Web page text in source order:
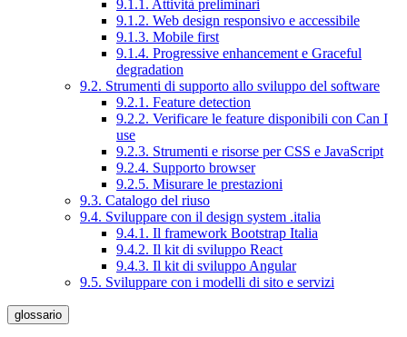
9.1.1. Attività preliminari
9.1.2. Web design responsivo e accessibile
9.1.3. Mobile first
9.1.4. Progressive enhancement e Graceful
degradation
9.2. Strumenti di supporto allo sviluppo del software
9.2.1. Feature detection
9.2.2. Verificare le feature disponibili con Can I
use
9.2.3. Strumenti e risorse per CSS e JavaScript
9.2.4. Supporto browser
9.2.5. Misurare le prestazioni
9.3. Catalogo del riuso
9.4. Sviluppare con il design system .italia
9.4.1. Il framework Bootstrap Italia
9.4.2. Il kit di sviluppo React
9.4.3. Il kit di sviluppo Angular
9.5. Sviluppare con i modelli di sito e servizi
glossario